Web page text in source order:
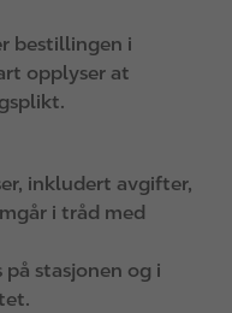
bestillingen i
opplyser at
inkludert avgifter,
i tråd med
på stasjonen og i